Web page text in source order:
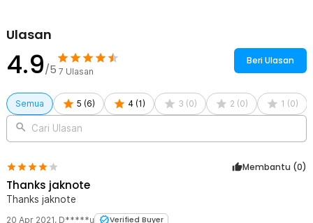
Ulasan
4.9/5 7 Ulasan
Beri Ulasan
Semua 5 (6) 4 (1 ) 3 (0) 2 (0) 1 (0)
Cari Ulasan
Membantu (0)
Thanks jaknote
Thanks jaknote
20 Apr 2021, D*****u Verified Buyer